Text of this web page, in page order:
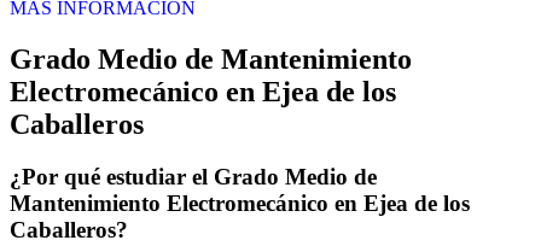
MÁS INFORMACIÓN
Grado Medio de Mantenimiento
Electromecánico en Ejea de los
Caballeros
¿Por qué estudiar el Grado Medio de
Mantenimiento Electromecánico en Ejea de los
Caballeros?